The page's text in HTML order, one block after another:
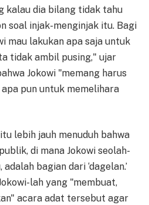
kalau dia bilang tidak tahu
soal injak-menginjak itu. Bagi
mau lakukan apa saja untuk
tidak ambil pusing," ujar
Jokowi "memang harus
pun untuk memelihara
lebih jauh menuduh bahwa
di mana Jokowi seolah-
bagian dari ‘dagelan.’
lah yang "membuat,
acara adat tersebut agar